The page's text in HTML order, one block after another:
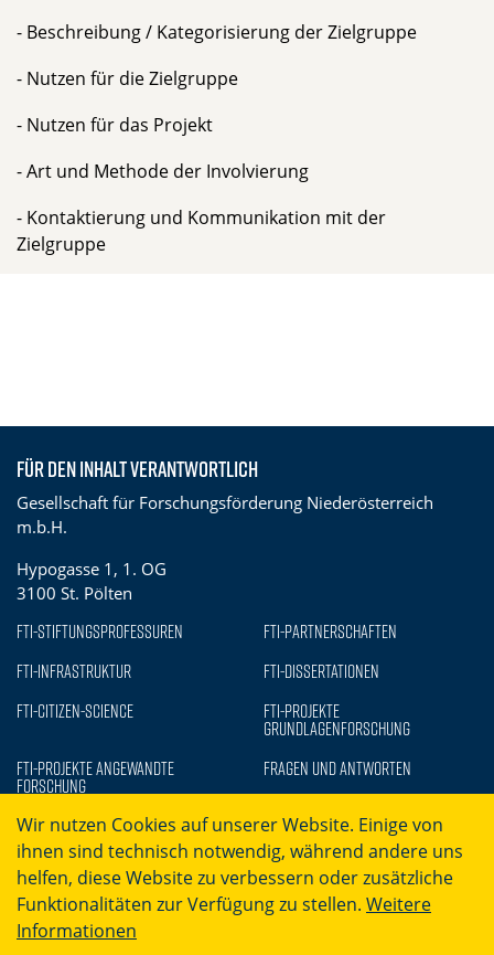
- Beschreibung / Kategorisierung der Zielgruppe
- Nutzen für die Zielgruppe
- Nutzen für das Projekt
- Art und Methode der Involvierung
- Kontaktierung und Kommunikation mit der
Zielgruppe
Für den Inhalt verantwortlich
Gesellschaft für Forschungsförderung Niederösterreich
m.b.H.
Hypogasse 1, 1. OG
3100 St. Pölten
FTI-Stiftungsprofessuren
FTI-Partnerschaften
FTI-Infrastruktur
FTI-Dissertationen
FTI-Citizen-Science
FTI-Projekte
Grundlagenforschung
FTI-Projekte Angewandte
Forschung
Fragen und Antworten
Barrierefreiheit
Wir nutzen Cookies auf unserer Website. Einige von
ihnen sind technisch notwendig, während andere uns
helfen, diese Website zu verbessern oder zusätzliche
Funktionalitäten zur Verfügung zu stellen. Weitere
Informationen